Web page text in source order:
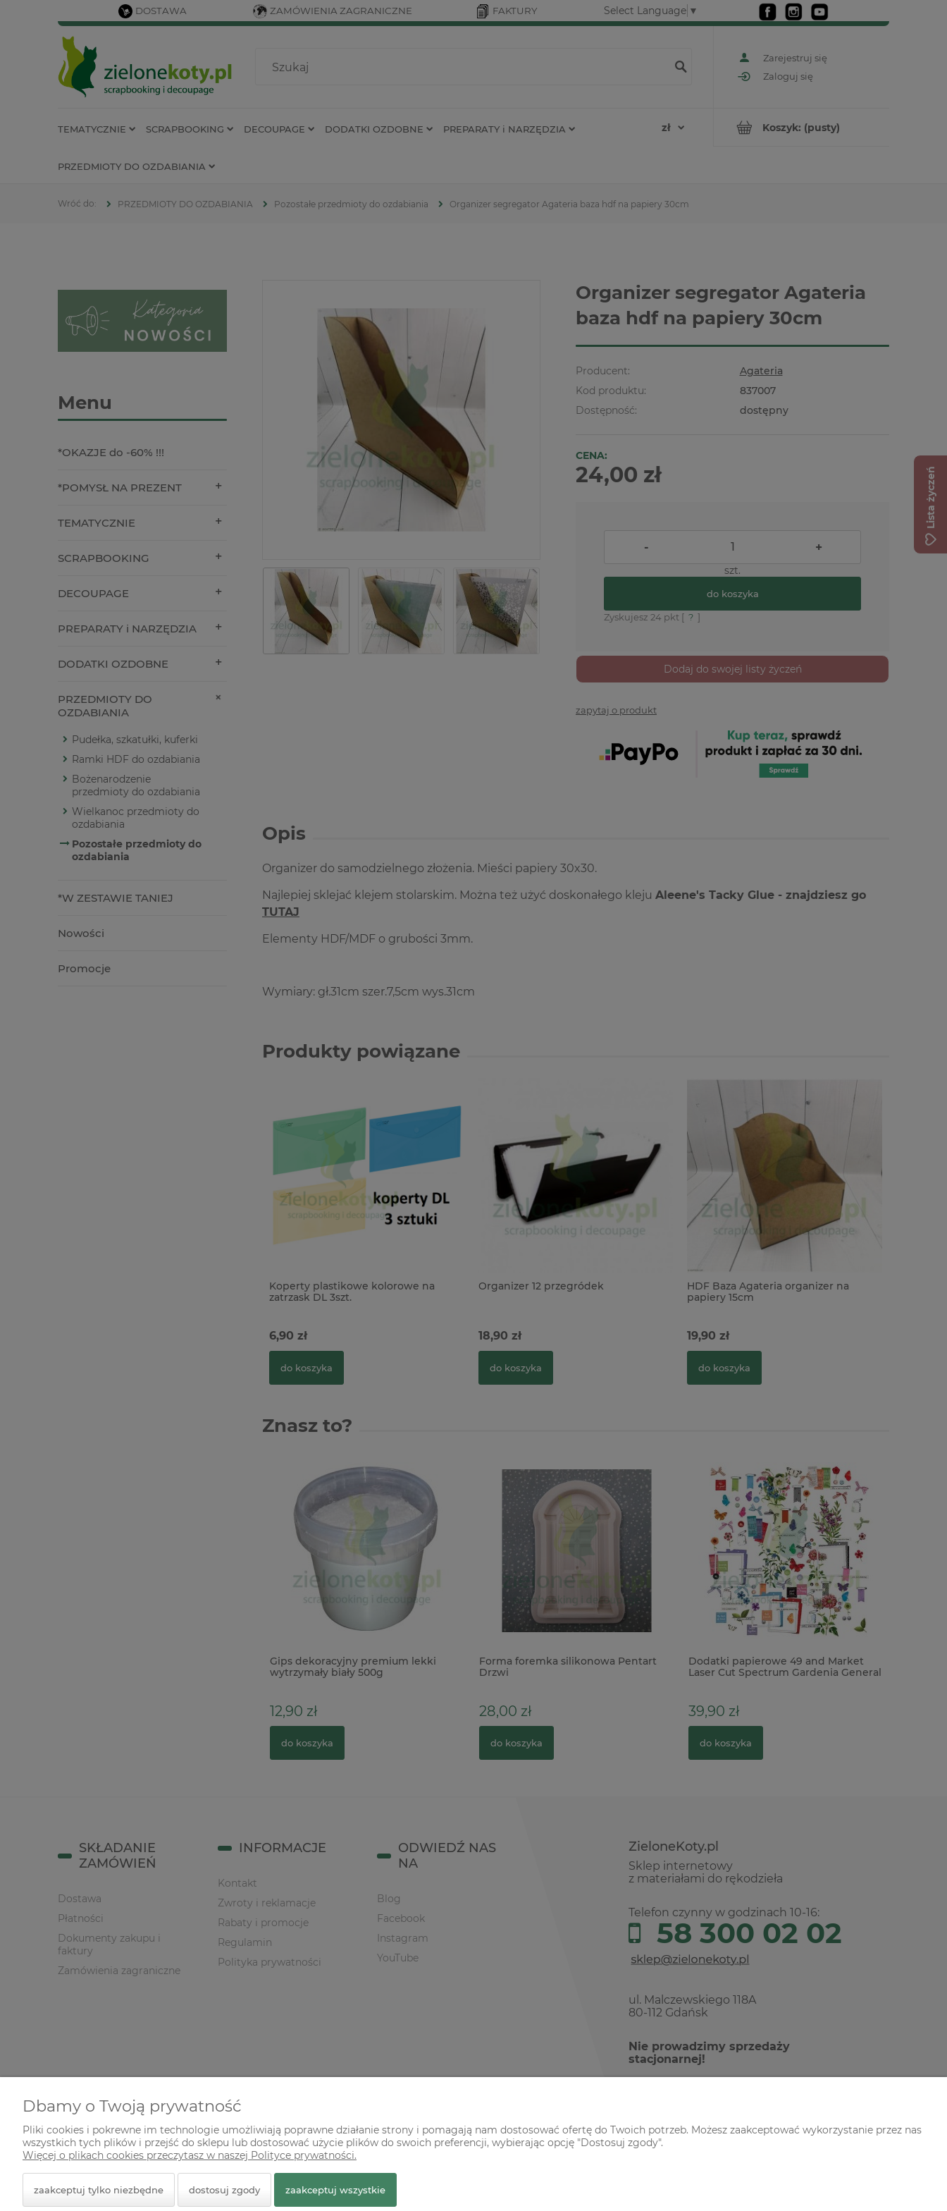
DOSTAWA ZAMÓWIENIA ZAGRANICZNE FAKTURY Select Language ▼
Zarejestruj się
Zaloguj się
Koszyk: (pusty)
TEMATYCZNIE SCRAPBOOKING DECOUPAGE DODATKI OZDOBNE PREPARATY i NARZĘDZIA
PRZEDMIOTY DO OZDABIANIA
PRZEDMIOTY DO OZDABIANIA Pozostałe przedmioty do ozdabiania Organizer segregator Agateria baza hdf na papiery 30cm
Menu
*OKAZJE do -60% !!!
*POMYSŁ NA PREZENT
TEMATYCZNIE
SCRAPBOOKING
DECOUPAGE
PREPARATY i NARZĘDZIA
DODATKI OZDOBNE
PRZEDMIOTY DO
OZDABIANIA
Pudełka, szkatułki, kuferki
Ramki HDF do ozdabiania
Bożenarodzenie
przedmioty do ozdabiania
Wielkanoc przedmioty do
ozdabiania
Pozostałe przedmioty do
ozdabiania
*W ZESTAWIE TANIEJ
Nowości
Promocje
Organizer segregator Agateria
baza hdf na papiery 30cm
Producent:
Agateria
Kod produktu:
837007
Dostępność:
dostępny
CENA:
24,00 zł
- +
szt.
do koszyka
Zyskujesz 24 pkt [ ? ]
Dodaj do swojej listy życzeń
zapytaj o produkt
Opis
Organizer do samodzielnego złożenia. Mieści papiery 30x30.
Najlepiej sklejać klejem stolarskim. Można też użyć doskonałego kleju Aleene's Tacky Glue - znajdziesz go
TUTAJ
Elementy HDF/MDF o grubości 3mm.
Wymiary: gł.31cm szer.7,5cm wys.31cm
Produkty powiązane
Koperty plastikowe kolorowe na
zatrzask DL 3szt.
6,90 zł
do koszyka
Organizer 12 przegródek
18,90 zł
do koszyka
HDF Baza Agateria organizer na
papiery 15cm
19,90 zł
do koszyka
Znasz to?
Gips dekoracyjny premium lekki
wytrzymały biały 500g
12,90 zł
do koszyka
Forma foremka silikonowa Pentart
Drzwi
28,00 zł
do koszyka
Dodatki papierowe 49 and Market
Laser Cut Spectrum Gardenia General
39,90 zł
do koszyka
ZieloneKoty.pl
Sklep internetowy
z materiałami do rękodzieła
Telefon czynny w godzinach 10-16:
58 300 02 02
ul. Malczewskiego 118A
80-112 Gdańsk
Nie prowadzimy sprzedaży
stacjonarnej!
SKŁADANIE
ZAMÓWIEŃ
Dostawa
Płatności
Dokumenty zakupu i
faktury
Zamówienia zagraniczne
INFORMACJE
Kontakt
Zwroty i reklamacje
Rabaty i promocje
Regulamin
Polityka prywatności
ODWIEDŹ NAS
NA
Blog
Facebook
Instagram
YouTube
© 2026 zielonekoty.pl. Wszelkie prawa zastrzeżone.
Dbamy o Twoją prywatność
Pliki cookies i pokrewne im technologie umożliwiają poprawne działanie strony i pomagają nam dostosować ofertę do Twoich potrzeb. Możesz zaakceptować wykorzystanie przez nas
wszystkich tych plików i przejść do sklepu lub dostosować użycie plików do swoich preferencji, wybierając opcję "Dostosuj zgody".
Więcej o plikach cookies przeczytasz w naszej Polityce prywatności.
zaakceptuj tylko niezbędne dostosuj zgody zaakceptuj wszystkie
Lista życzeń